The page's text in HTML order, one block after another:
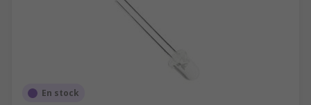
En stock